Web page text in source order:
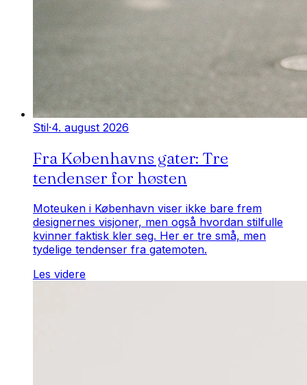
Stil·4. august 2026
Fra Københavns gater: Tre
tendenser for høsten
Moteuken i København viser ikke bare frem
designernes visjoner, men også hvordan stilfulle
kvinner faktisk kler seg. Her er tre små, men
tydelige tendenser fra gatemoten.
Les videre